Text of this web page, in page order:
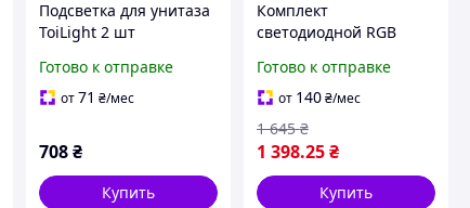
Подсветка для унитаза
ToiLight 2 шт
датчиком движения и 8
цветами свечения
Готово к отправке
от71 ₴/мес
708 ₴
Купить
Комплект
светодиодной RGB
для мотоцикла Черный
Готово к отправке
от 140₴/мес
1 398.25₴
1 645 ₴
Купить